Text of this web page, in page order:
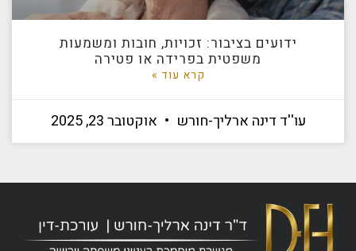
ידועים בציבור: זכויות, חובות ומשמעות
משפטית בפרידה או פטירה
קרא עוד »
עו''ד דינה ארליך-חורש אוקטובר 23, 2025